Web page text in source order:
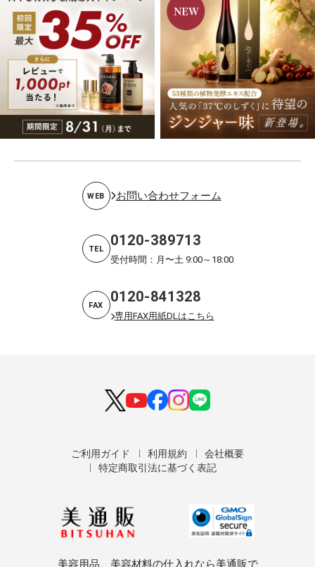
WEB お問い合わせフォーム
TEL 0120-389713
受付時間：月〜土 9:00～18:00
FAX 0120-841328
専用FAX用紙DLはこちら
ご利用ガイド 利用規約
会社概要
特定商取引法に基づく表記
美容用品、美容材料の仕入れなら美通販で